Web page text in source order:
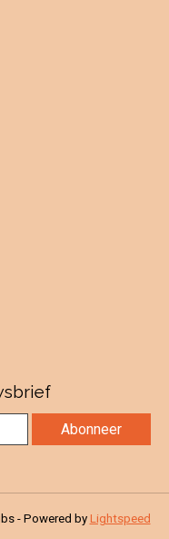
Abonneer
- Powered by Lightspeed